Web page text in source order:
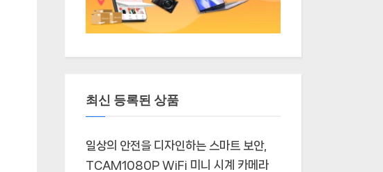
최신 등록된 상품
일상의 안전을 디자인하는 스마트 보안,
TCAM1080P WiFi 미니 시계 카메라